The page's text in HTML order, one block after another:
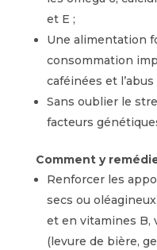
et E ;
Une alimentation
consommation
caféinées et l’abus
Sans oublier le
facteurs
Comment y
Renforcer les
secs ou
et en vitamines B,
(levure de bière,